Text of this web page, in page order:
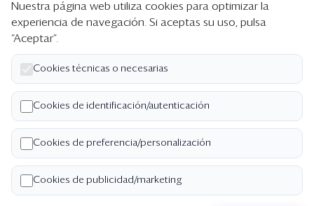
Suscripción individual
Paquetes corporativos
Edición Impresa
Nosotros
Quiénes somos
Código de ética
Términos y Condiciones
Nuestra página web utiliza cookies para optimizar la
experiencia de navegación. Si aceptas su uso, pulsa
“Aceptar”.
Cookies técnicas o necesarias
Cookies de identificación/autenticación
Cookies de preferencia/personalización
Cookies de publicidad/marketing